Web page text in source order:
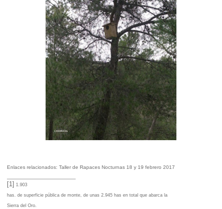
Enlaces relacionados: Taller de Rapaces Nocturnas 18 y 19 febrero 2017
[1] 1.903
has. de superficie pública de monte, de unas 2.945 has en total que abarca la
Sierra del Oro.